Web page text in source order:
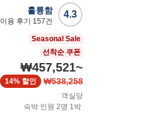
4.3
훌륭함
이용 후기 157건
Seasonal Sale
선착순 쿠폰
₩457,521~
₩538,258
14% 할인
객실당
숙박 인원 2명 1박